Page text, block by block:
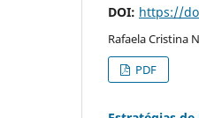
DOI: https://
Rafaela Cristina
PDF